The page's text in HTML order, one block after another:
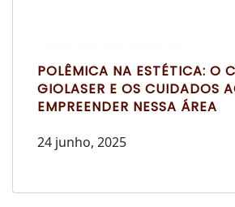
POLÊMICA NA ESTÉTICA: O
GIOLASER E OS CUIDADOS
EMPREENDER NESSA ÁREA
24 junho, 2025